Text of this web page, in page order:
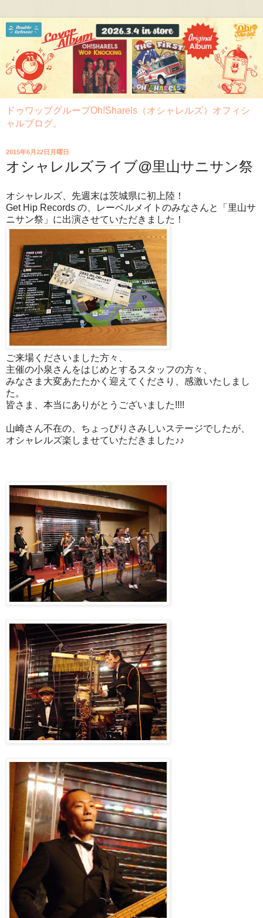
ドゥワップグループOh!Sharels（オシャレルズ）オフィシ
ャルブログ。
2015年6月22日月曜日
オシャレルズライブ@里山サニサン祭
オシャレルズ、先週末は茨城県に初上陸！
Get Hip Records の、レーベルメイトのみなさんと「里山サ
ニサン祭」に出演させていただきました！
ご来場くださいました方々、
主催の小泉さんをはじめとするスタッフの方々、
みなさま大変あたたかく迎えてくださり、感激いたしまし
た。
皆さま、本当にありがとうございました!!!!
山崎さん不在の、ちょっぴりさみしいステージでしたが、
オシャレルズ楽しませていただきました♪♪